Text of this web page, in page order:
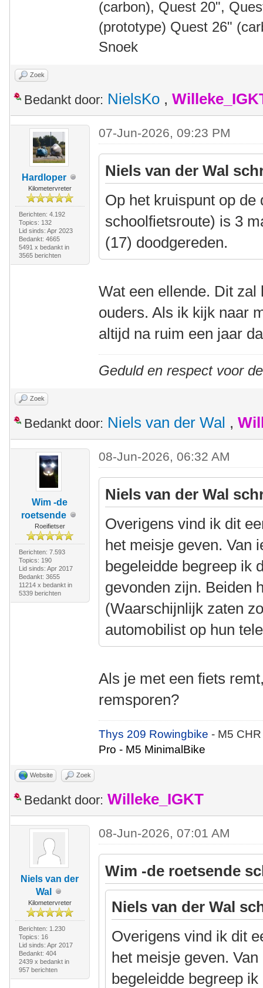
(carbon), Quest 20",
(prototype) Quest 26"
Snoek
Zoek
Bedankt door: NielsKo ,
Hardloper
Kilometervreter
Berichten: 4.192
Topics: 132
Lid sinds: Apr 2023
Bedankt: 4665
5491 x bedankt in
3565 berichten
07-Jun-2026, 09:23 PM
Niels van der Wal
Op het kruispunt op
schoolfietsroute) is 3
(17) doodgereden.
Wat een ellende. Dit
ouders. Als ik kijk naar
altijd na ruim een jaar
Geduld en respect voor
Zoek
Bedankt door: Niels van der Wal ,
Wim -de
roetsende
Roeifietser
Berichten: 7.593
Topics: 190
Lid sinds: Apr 2017
Bedankt: 3655
11214 x bedankt in
5339 berichten
08-Jun-2026, 06:32 AM
Niels van der Wal
Overigens vind ik dit
het meisje geven. Van
begeleidde begreep ik
gevonden zijn. Beiden
(Waarschijnlijk zaten
automobilist op hun
Als je met een fiets
remsporen?
Thys 209 Rowingbike- M5
Pro - M5 MinimalBike
Website Zoek
Bedankt door: Willeke_IGKT
Niels van der
Wal
Kilometervreter
Berichten: 1.230
Topics: 16
Lid sinds: Apr 2017
Bedankt: 404
2439 x bedankt in
957 berichten
08-Jun-2026, 07:01 AM
Wim -de roetsende
Niels van der Wal
Overigens vind ik dit
het meisje geven.
begeleidde begreep